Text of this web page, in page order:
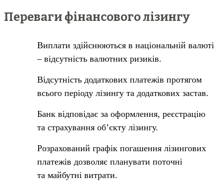
Переваги фінансового лізингу
Виплати здійснюються в національній валюті
– відсутність валютних ризиків.
Відсутність додаткових платежів протягом
всього періоду лізингу та додаткових застав.
Банк відповідає за оформлення, реєстрацію
та страхування об’єкту лізингу.
Розрахований графік погашення лізингових
платежів дозволяє планувати поточні
та майбутні витрати.